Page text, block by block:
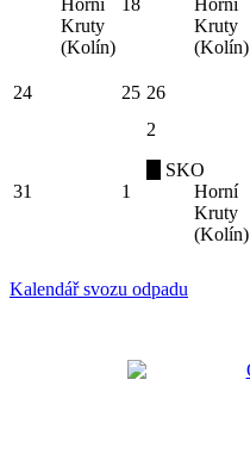
Horní
Kruty
(Kolín)
18
Horní
Kruty
(Kolín)
24 25 26
31 1
2
SKO
Horní
Kruty
(Kolín)
Kalendář svozu odpadu